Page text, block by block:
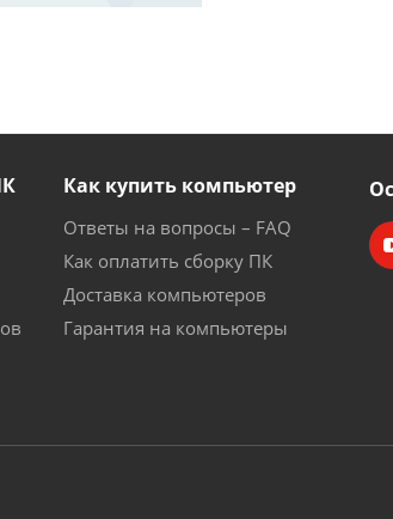
Как купить компьютер
Ответы на вопросы – FAQ
Как оплатить сборку ПК
Доставка компьютеров
Гарантия на компьютеры